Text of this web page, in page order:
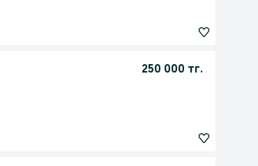
250 000 тг.